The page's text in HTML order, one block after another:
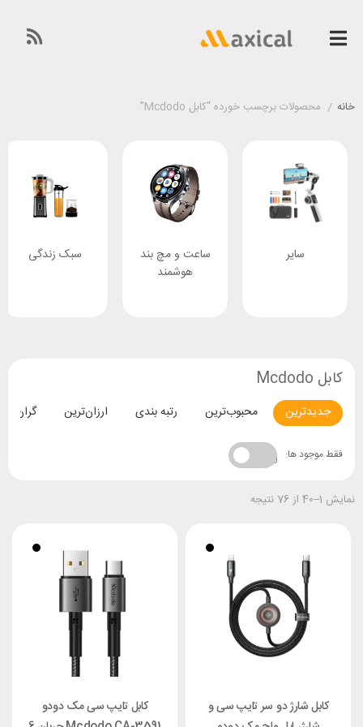
خانه / محصولات برچسب خورده “کابل Mcdodo”
ساعت و مچ بند
سبک زندگی
صوتی و
کابل Mcdodo
جدیدترین محبوب‌ترین رتبه بندی ارزان‌ترین
فقط موجود ها:
نمایش 1–40 از 76 نتیجه
کابل شارژ دو سر تایپ سی و
کابل تایپ سی مک دودو